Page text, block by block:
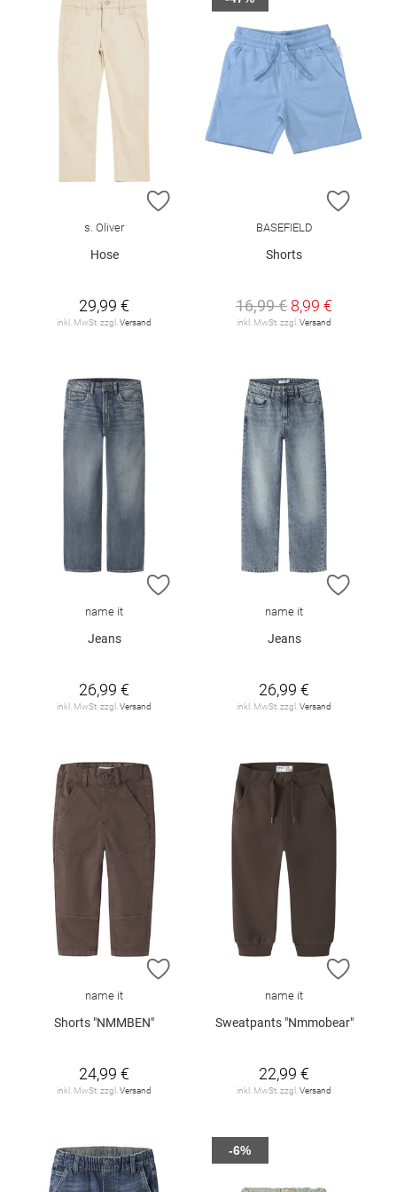
ZUR WUNSCHLISTE HINZUFÜGEN
s. Oliver
Hose
29,99 €
inkl. MwSt. zzgl.Versand
ZUR
BASEFIELD
Shorts
16,99 € 8,99 €
inkl. MwSt. zzgl.Versand
ZUR WUNSCHLISTE HINZUFÜGEN
name it
Jeans
26,99 €
inkl. MwSt. zzgl. Versand
ZUR
name it
Jeans
26,99 €
inkl. MwSt. zzgl. Versand
ZUR WUNSCHLISTE HINZUFÜGEN
name it
Shorts "NMMBEN"
24,99 €
inkl. MwSt. zzgl. Versand
ZUR
name it
Sweatpants "Nmmobear"
22,99 €
inkl. MwSt. zzgl. Versand
-6%